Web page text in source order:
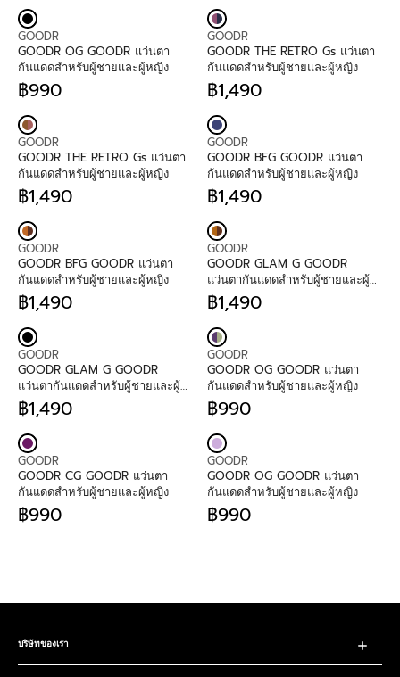
9
0
9
0
I
C
E
฿
1
,
9
0
I
C
E
฿
1
,
9
0
:G
U
L
A
R
P
I
C
E
฿
9
9
:G
U
L
A
R
P
I
C
E
฿
9
9
V
E
N
D
O
:
GOODR
GOODR OG GOODR แว่นตา
กันแดดสำหรับผู้ชายและผู้หญิง
R
G
U
L
A
R
P
I
C
E
฿
9
9
฿990
V
E
N
D
O
:
GOODR
GOODR THE RETRO Gs แว่นตา
กันแดดสำหรับผู้ชายและผู้หญิง
R
G
U
L
A
R
P
I
C
E
฿
1
,
9
0
฿1,490
V
E
N
D
O
:
GOODR
GOODR THE RETRO Gs แว่นตา
กันแดดสำหรับผู้ชายและผู้หญิง
R
G
U
L
A
R
P
I
C
E
฿
1
,
9
0
฿1,490
V
E
N
D
O
:
GOODR
GOODR BFG GOODR แว่นตา
กันแดดสำหรับผู้ชายและผู้หญิง
R
G
U
L
A
R
P
I
C
E
฿
1
,
9
0
฿1,490
V
E
N
D
O
:
GOODR
GOODR BFG GOODR แว่นตา
กันแดดสำหรับผู้ชายและผู้หญิง
R
G
U
L
A
R
P
I
C
E
฿
1
,
฿1,490
V
E
N
D
O
:
GOODR
GOODR GLAM G GOODR
แว่นตากันแดดสำหรับผู้ชายและผู้
หญิง
R
G
U
L
A
R
P
I
C
E
฿
1
,
฿1,490
V
E
N
D
O
:
GOODR
GOODR GLAM G GOODR
แว่นตากันแดดสำหรับผู้ชายและผู้
หญิง
R
G
U
L
A
R
P
4
฿1,490
V
E
N
D
O
:
GOODR
GOODR OG GOODR แว่นตา
กันแดดสำหรับผู้ชายและผู้หญิง
R
G
U
L
A
R
P
฿990
V
E
N
D
O
GOODR
GOODR CG GOODR แว่นตา
กันแดดสำหรับผู้ชายและผู้หญิง
R
R
฿990
V
E
N
D
O
GOODR
GOODR OG GOODR แว่นตา
กันแดดสำหรับผู้ชายและผู้หญิง
R
฿990
บริษัทของเรา